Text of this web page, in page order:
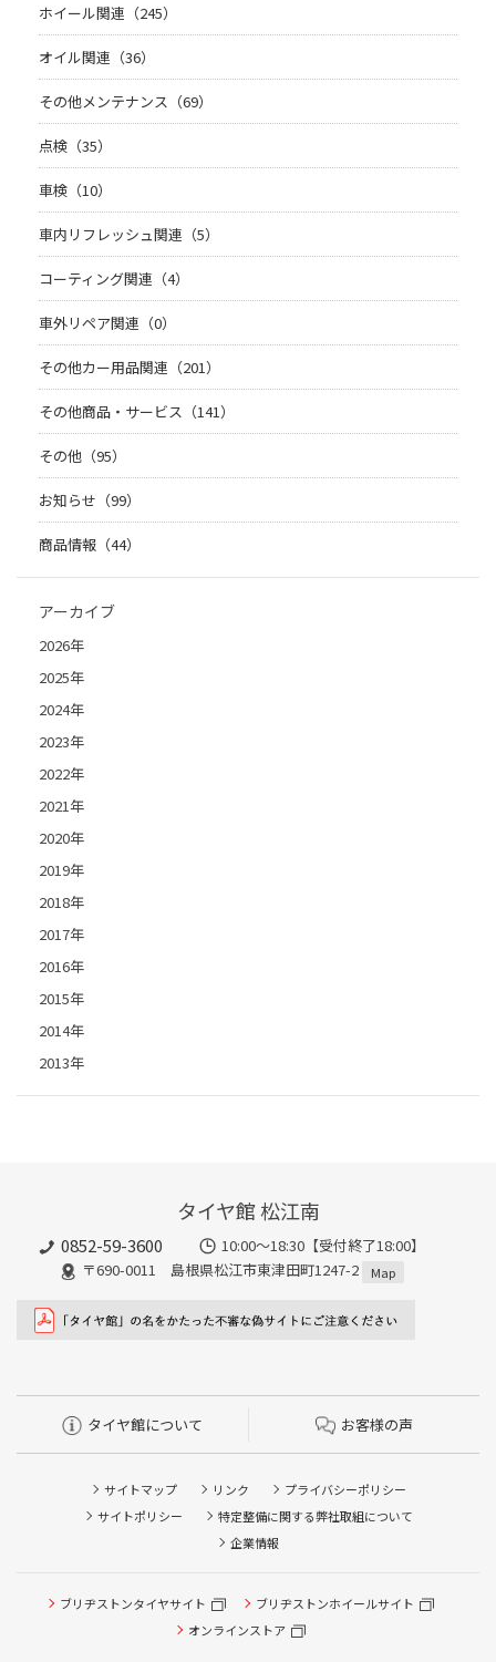
ホイール関連（245）
オイル関連（36）
その他メンテナンス（69）
点検（35）
車検（10）
車内リフレッシュ関連（5）
コーティング関連（4）
車外リペア関連（0）
その他カー用品関連（201）
その他商品・サービス（141）
その他（95）
お知らせ（99）
商品情報（44）
アーカイブ
2026年
2025年
2024年
2023年
2022年
2021年
2020年
2019年
2018年
2017年
2016年
2015年
2014年
2013年
タイヤ館 松江南
0852-59-3600
10:00～18:30【受付終了18:00】
〒690-0011 島根県松江市東津田町1247-2
Map
タイヤ館について お客様の声
サイトマップ リンク
プライバシーポリシー
サイトポリシー
特定整備に関する弊社取組について
企業情報
ブリヂストンタイヤサイト
ブリヂストンホイールサイト
オンラインストア
タイヤ点検・安全点検/タイヤ履き替え/オイル交換/その他
ピット作業の予約